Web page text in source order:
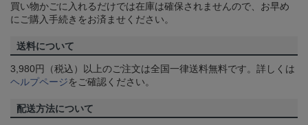
買い物かごに入れるだけでは在庫は確保されませんので、お早め
にご購入手続きをお済ませください。
送料について
3,980円（税込）以上のご注文は全国一律送料無料です。詳しくは
ヘルプページをご確認ください。
配送方法について